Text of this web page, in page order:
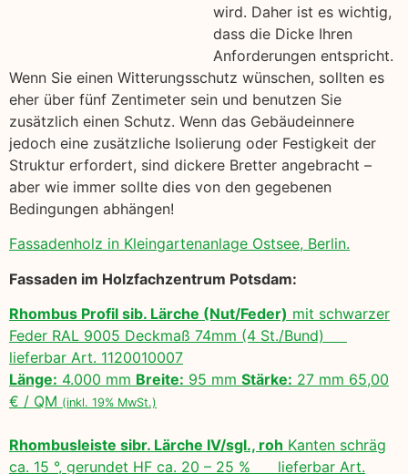
wird. Daher ist es wichtig,
dass die Dicke Ihren
Anforderungen entspricht.
Wenn Sie einen Witterungsschutz wünschen, sollten es
eher über fünf Zentimeter sein und benutzen Sie
zusätzlich einen Schutz. Wenn das Gebäudeinnere
jedoch eine zusätzliche Isolierung oder Festigkeit der
Struktur erfordert, sind dickere Bretter angebracht –
aber wie immer sollte dies von den gegebenen
Bedingungen abhängen!
Fassadenholz in Kleingartenanlage Ostsee, Berlin.
Fassaden im Holzfachzentrum Potsdam:
Rhombus Profil sib. Lärche (Nut/Feder) mit schwarzer
Feder RAL 9005 Deckmaß 74mm (4 St./Bund)
lieferbar Art. 1120010007
Länge: 4.000 mm Breite: 95 mm Stärke: 27 mm 65,00
€ / QM (inkl. 19% MwSt.)
Rhombusleiste sibr. Lärche IV/sgl., roh Kanten schräg
ca. 15 °, gerundet HF ca. 20 – 25 % lieferbar Art.